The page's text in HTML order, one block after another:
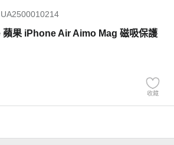
蘋果 iPhone Air Aimo Mag 磁吸保護
收藏